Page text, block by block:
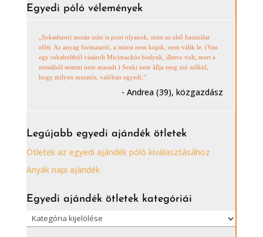
Egyedi póló vélemények
„Sokadszori mosàs utàn is pont olyanok, mint az első hasznàlat
előtt. Az anyag formatartó, a minta nem kopik, nem vàlik le. (Van
egy ruhaboltból vásárolt Micimackós bodynk, illetve volt, mert a
mintàból semmi nem maradt.) Senki nem àllja meg szó nélkül,
hogy milyen mutatós, valóban egyedi.”
- Andrea (39), közgazdász
Legújabb egyedi ajándék ötletek
Ötletek az egyedi ajándék póló kiválasztásához
Anyák napi ajándék
Egyedi ajándék ötletek kategóriái
Egyedi
ajándék